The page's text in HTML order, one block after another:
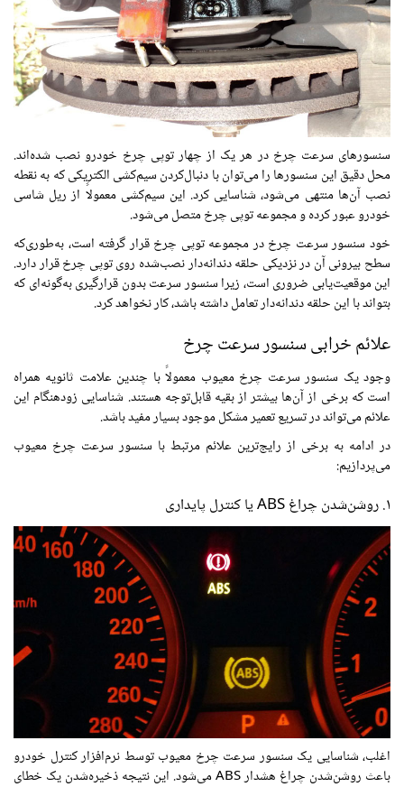
سنسورهای سرعت چرخ در هر یک از چهار توپی چرخ خودرو نصب شده‌اند.
محل دقیق این سنسورها را می‌توان با دنبال‌کردن سیم‌کشی الکتریکی که به نقطه
نصب آن‌ها منتهی می‌شود، شناسایی کرد. این سیم‌کشی معمولاً از ریل شاسی
خودرو عبور کرده و مجموعه توپی چرخ متصل می‌شود.
خود سنسور سرعت چرخ در مجموعه توپی چرخ قرار گرفته است، به‌طوری‌که
سطح بیرونی آن در نزدیکی حلقه دندانه‌دار نصب‌شده روی توپی چرخ قرار دارد.
این موقعیت‌یابی ضروری است، زیرا سنسور سرعت بدون قرارگیری به‌گونه‌ای که
بتواند با این حلقه دندانه‌دار تعامل داشته باشد، کار نخواهد کرد.
علائم خرابی سنسور سرعت چرخ
وجود یک سنسور سرعت چرخ معیوب معمولاً با چندین علامت ثانویه همراه
است که برخی از آن‌ها بیشتر از بقیه قابل‌توجه هستند. شناسایی زودهنگام این
علائم می‌تواند در تسریع تعمیر مشکل موجود بسیار مفید باشد.
در ادامه به برخی از رایج‌ترین علائم مرتبط با سنسور سرعت چرخ معیوب
می‌پردازیم:
۱. روشن‌شدن چراغ ABS یا کنترل پایداری
اغلب، شناسایی یک سنسور سرعت چرخ معیوب توسط نرم‌افزار کنترل خودرو
باعث روشن‌شدن چراغ هشدار ABS می‌شود. این نتیجه ذخیره‌شدن یک خطای